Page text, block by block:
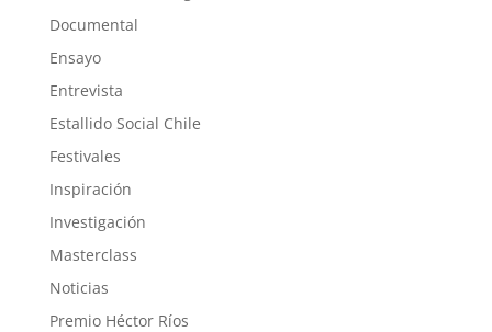
Documental
Ensayo
Entrevista
Estallido Social Chile
Festivales
Inspiración
Investigación
Masterclass
Noticias
Premio Héctor Ríos